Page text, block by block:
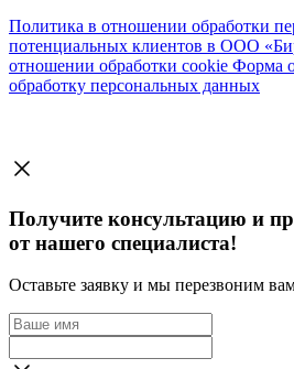
Политика в отношении обработки
потенциальных клиентов в ООО
отношении обработки cookie Форма
обработку персональных данных
Получите консультацию и
от нашего специалиста!
Оставьте заявку и мы перезвоним